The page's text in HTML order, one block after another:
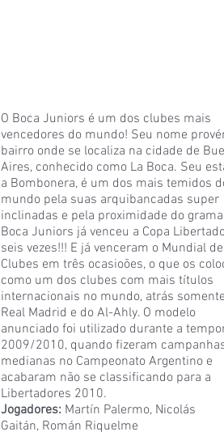
O Boca Juniors é um dos clubes mais
vencedores do mundo! Seu nome
bairro onde se localiza na cidade de
Aires, conhecido como La Boca. Seu
a Bombonera, é um dos mais temidos
mundo pela suas arquibancadas super
inclinadas e pela proximidade do
Boca Juniors já venceu a Copa
seis vezes!!! E já venceram o Mundial de
Clubes em três ocasioões, o que os
como um dos clubes com mais títulos
internacionais no mundo, atrás
Real Madrid e do Al-Ahly. O modelo
anunciado foi utilizado durante a
2009/2010, quando fizeram
medianas no Campeonato Argentino e
acabaram não se classificando para a
Libertadores 2010.
Jogadores: Martín Palermo, Nicolás
Gaitán, Román Riquelme